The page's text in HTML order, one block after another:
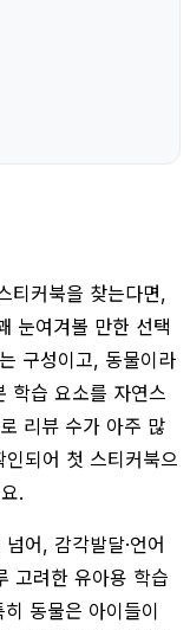
티커북을 찾는다면,
눈여겨볼 만한 선택
구성이고, 동물이라
학습 요소를 자연스
리뷰 수가 아주 많
되어 첫 스티커북으
.
어, 감각발달·언어
고려한 유아용 학습
동물은 아이들이